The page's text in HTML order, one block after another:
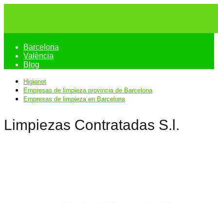
Barcelona
València
Blog
Higienet
Empresas de limpieza provincia de Barcelona
Empresas de limpieza en Barcelona
Limpiezas Contratadas S.l.